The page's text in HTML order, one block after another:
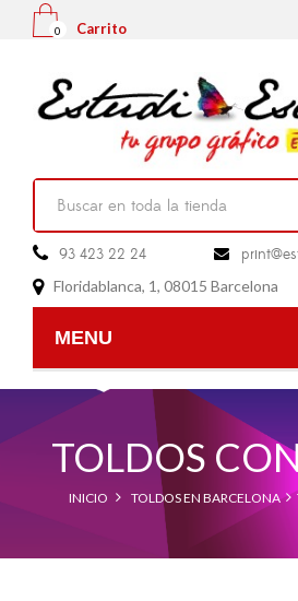
0 Carrito
 93 423 22 24 
 Floridablanca, 1, 08015 Barcelona
MENU
TOLDOS
INICIO TOLDOS EN BARCELONA